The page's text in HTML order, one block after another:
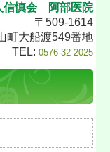
信慎会 阿部医院
〒509-1614
町大船渡549番地
TEL: 0576-32-2025